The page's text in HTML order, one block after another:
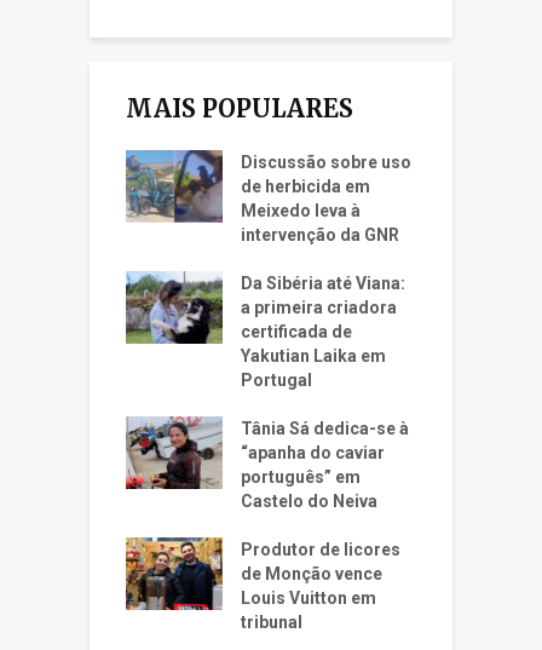
MAIS POPULARES
Discussão sobre uso
de herbicida em
Meixedo leva à
intervenção da GNR
Da Sibéria até Viana:
a primeira criadora
certificada de
Yakutian Laika em
Portugal
Tânia Sá dedica-se à
“apanha do caviar
português” em
Castelo do Neiva
Produtor de licores
de Monção vence
Louis Vuitton em
tribunal